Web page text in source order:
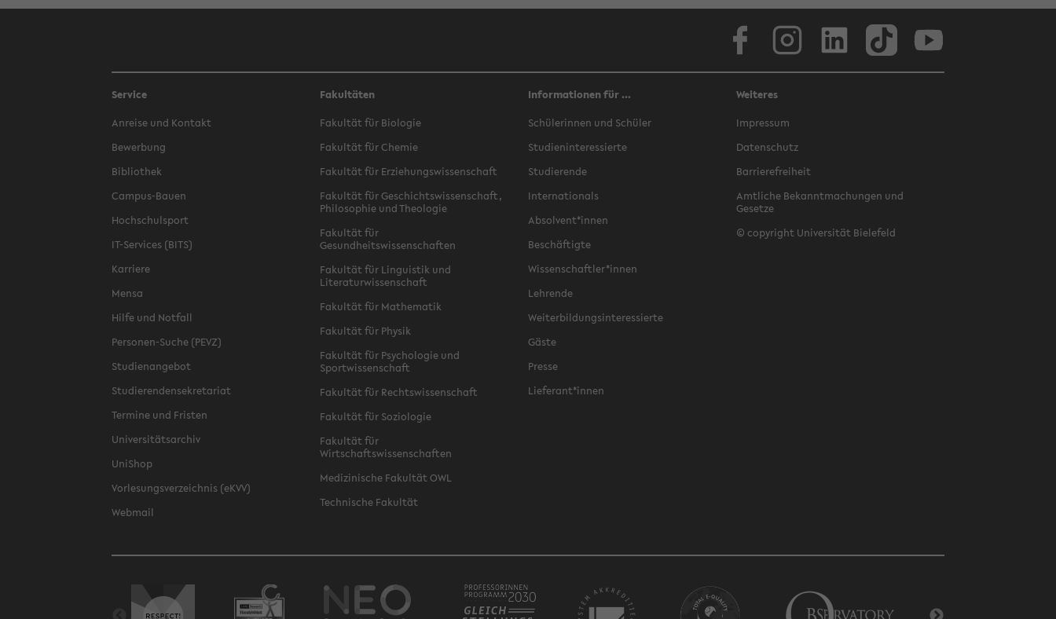
Service
Anreise und Kontakt
Bewerbung
Bibliothek
Campus-Bauen
Hochschulsport
IT-Services (BITS)
Karriere
Mensa
Hilfe und Notfall
Personen-Suche (PEVZ)
Studienangebot
Studierendensekretariat
Termine und Fristen
Universitätsarchiv
UniShop
Vorlesungsverzeichnis (eKVV)
Webmail
Fakultäten
Fakultät für Biologie
Fakultät für Chemie
Fakultät für Erziehungswissenschaft
Fakultät für Geschichtswissenschaft,
Philosophie und Theologie
Fakultät für
Gesundheitswissenschaften
Fakultät für Linguistik und
Literaturwissenschaft
Fakultät für Mathematik
Fakultät für Physik
Fakultät für Psychologie und
Sportwissenschaft
Fakultät für Rechtswissenschaft
Fakultät für Soziologie
Fakultät für
Wirtschaftswissenschaften
Medizinische Fakultät OWL
Technische Fakultät
Informationen für ...
Schülerinnen und Schüler
Studieninteressierte
Studierende
Internationals
Absolvent*innen
Beschäftigte
Wissenschaftler*innen
Lehrende
Weiterbildungsinteressierte
Gäste
Presse
Lieferant*innen
Weiteres
Impressum
Datenschutz
Barrierefreiheit
Amtliche Bekanntmachungen und
Gesetze
© copyright Universität Bielefeld